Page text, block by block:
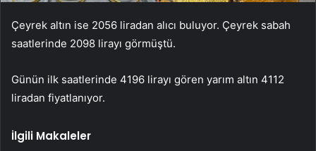
Çeyrek altın ise 2056 liradan alıcı buluyor. Çeyrek sabah
saatlerinde 2098 lirayı görmüştü.
Günün ilk saatlerinde 4196 lirayı gören yarım altın 4112
liradan fiyatlanıyor.
İlgili Makaleler